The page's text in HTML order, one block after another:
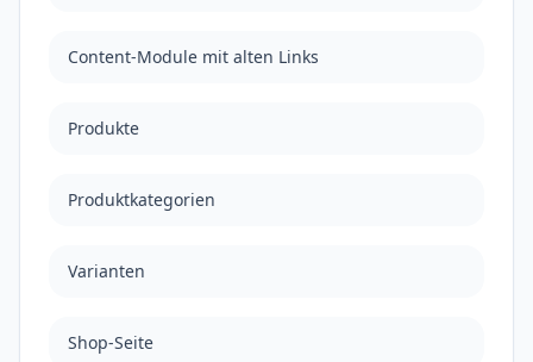
Content-Module mit alten Links
Produkte
Produktkategorien
Varianten
Shop-Seite